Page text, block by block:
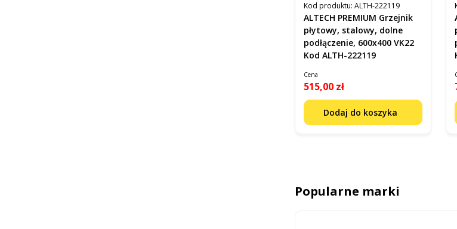
Kod produktu: ALTH-222119
ALTECH PREMIUM Grzejnik
płytowy, stalowy, dolne
podłączenie, 600x400 VK22
Kod ALTH-222119
Cena
515,00 zł
Dodaj do koszyka
Popularne marki